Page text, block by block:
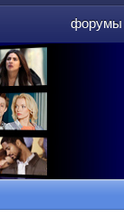
форумы